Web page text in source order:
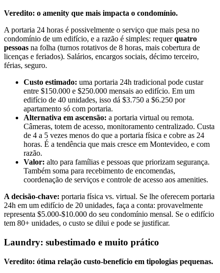
Veredito: o amenity que mais impacta o condomínio.
A portaria 24 horas é possivelmente o serviço que mais pesa no
condomínio de um edifício, e a razão é simples: requerquatro
pessoas na folha (turnos rotativos de 8 horas, mais cobertura de
licenças e feriados). Salários, encargos sociais, décimo terceiro,
férias, seguro.
Custo estimado: uma portaria 24h tradicional pode custar
entre $150.000 e $250.000 mensais ao edifício. Em um
edifício de 40 unidades, isso dá $3.750 a $6.250 por
apartamento só com portaria.
Alternativa em ascensão: a portaria virtual ou remota.
Câmeras, totem de acesso, monitoramento centralizado. Custa
de 4 a 5 vezes menos do que a portaria física e cobre as 24
horas. É a tendência que mais cresce em Montevideo, e com
razão.
Valor: alto para famílias e pessoas que priorizam segurança.
Também soma para recebimento de encomendas,
coordenação de serviços e controle de acesso aos amenities.
A decisão-chave: portaria física vs. virtual. Se lhe oferecem portaria
24h em um edifício de 20 unidades, faça a conta: provavelmente
representa $5.000-$10.000 do seu condomínio mensal. Se o edifício
tem 80+ unidades, o custo se dilui e pode se justificar.
Laundry: subestimado e muito prático
Veredito: ótima relação custo-benefício em tipologias pequenas.